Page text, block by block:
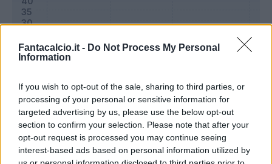
Fantacalcio.it - Do Not Process My Personal
Information
If you wish to opt-out of the sale, sharing to third parties, or
processing of your personal or sensitive information for
targeted advertising by us, please use the below opt-out
section to confirm your selection. Please note that after your
opt-out request is processed you may continue seeing
interest-based ads based on personal information utilized by
Classic Mantra